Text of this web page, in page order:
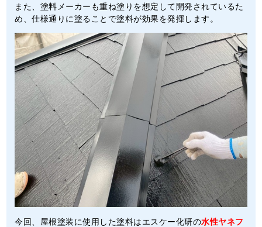
また、塗料メーカーも重ね塗りを想定して開発されているた
め、仕様通りに塗ることで塗料が効果を発揮します。
今回、屋根塗装に使用した塗料はエスケー化研の水性ヤネフ